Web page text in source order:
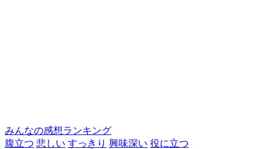
みんなの感想ランキング
腹立つ 悲しい すっきり 興味深い 役に立つ